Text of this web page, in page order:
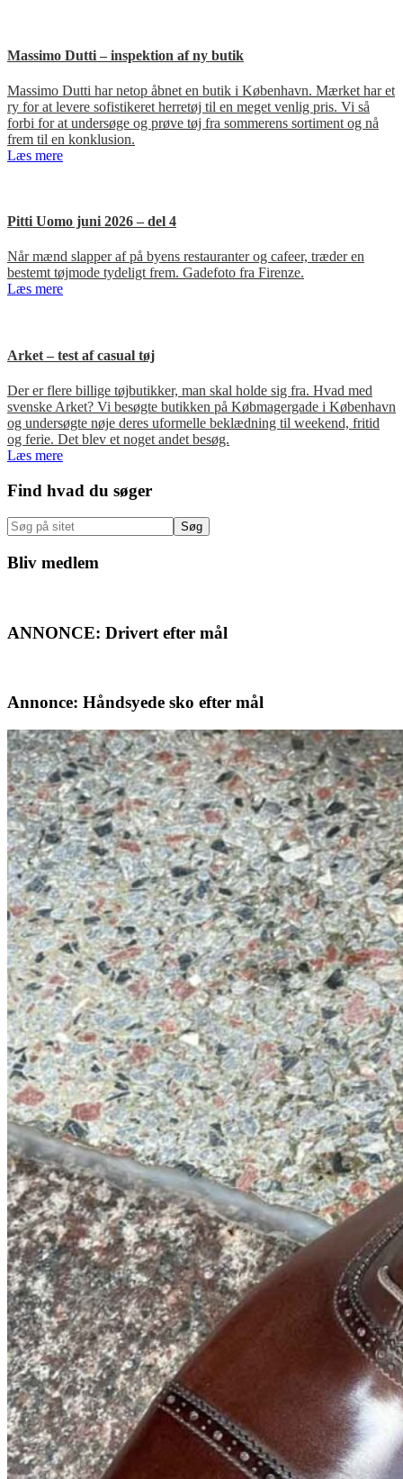
Massimo Dutti – inspektion af ny butik
Massimo Dutti har netop åbnet en butik i København. Mærket har et
ry for at levere sofistikeret herretøj til en meget venlig pris. Vi så
forbi for at undersøge og prøve tøj fra sommerens sortiment og nå
frem til en konklusion.
Læs mere
Pitti Uomo juni 2026 – del 4
Når mænd slapper af på byens restauranter og cafeer, træder en
bestemt tøjmode tydeligt frem. Gadefoto fra Firenze.
Læs mere
Arket – test af casual tøj
Der er flere billige tøjbutikker, man skal holde sig fra. Hvad med
svenske Arket? Vi besøgte butikken på Købmagergade i København
og undersøgte nøje deres uformelle beklædning til weekend, fritid
og ferie. Det blev et noget andet besøg.
Læs mere
Primær
Sidebar
Find hvad du søger
Søg
på
sitet
Bliv medlem
ANNONCE: Drivert efter mål
Annonce: Håndsyede sko efter mål